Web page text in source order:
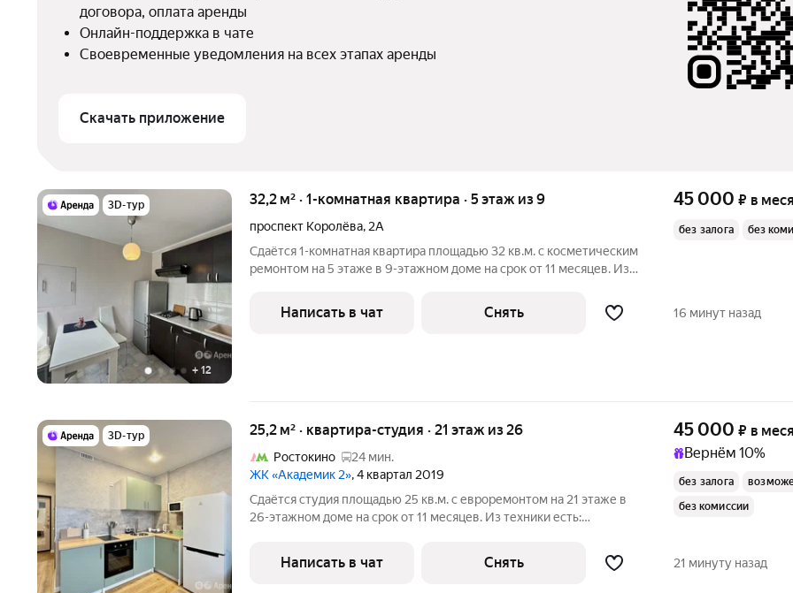
договора, оплата аренды
Онлайн-поддержка в чате
Своевременные уведомления на всех этапах аренды
Скачать приложение
3D-тур
+ 12
32,2 м² · 1-комнатная квартира · 5 этаж из 9
проспект Королёва, 2А
Сдаётся 1-комнатная квартира площадью 32 кв.м. с косметическим
ремонтом на 5 этаже в 9-этажном доме на срок от 11 месяцев. Из
Посудомоечная машина Кондиционер Бойлер Дом - кирпичный,
45 000 ₽ в
без залога без
Написать в чат Снять 16 минут назад
3D-тур 25,2 м² · квартира-студия · 21 этаж из 26
Ростокино
24 мин.
ЖК «Академик 2», 4 квартал 2019
Сдаётся студия площадью 25 кв.м. с евроремонтом на 21 этаже в
26-этажном доме на срок от 11 месяцев. Из техники есть:
Микроволновка Дом - кирпичный, окна выходят на улицу. Есть
консьерж. В
45 000 ₽ в
Вернём 10%
без залога
без комиссии
Написать в чат Снять 21 минуту назад